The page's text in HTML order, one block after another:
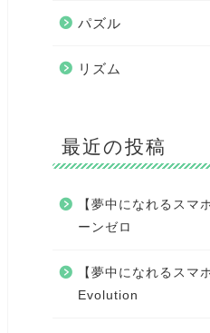
パズル
リズム
最近の投稿
【夢中になれるスマ
ーンゼロ
【夢中になれるスマ
Evolution